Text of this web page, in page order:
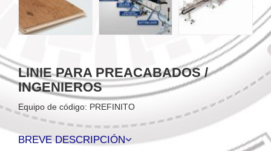
LINIE PARA PREACABADOS /
INGENIEROS
Equipo de código: PREFINITO
BREVE DESCRIPCIÓN